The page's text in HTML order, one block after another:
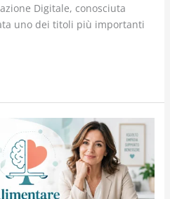
Digitale, conosciuta
uno dei titoli più importanti